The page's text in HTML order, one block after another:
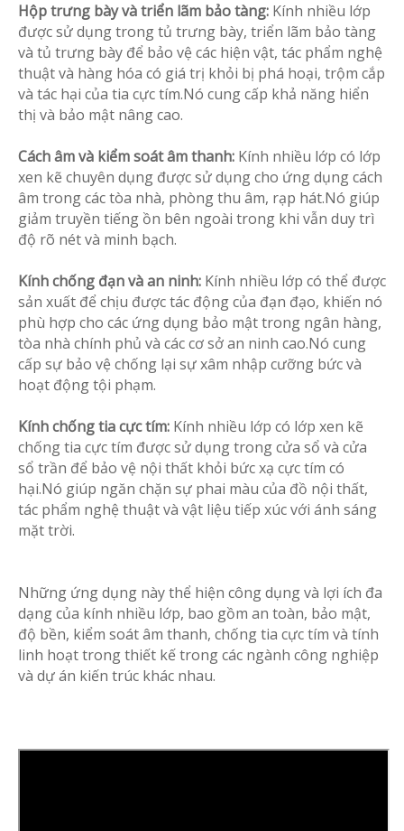
Hộp trưng bày và triển lãm bảo tàng: Kính nhiều lớp
được sử dụng trong tủ trưng bày, triển lãm bảo tàng
và tủ trưng bày để bảo vệ các hiện vật, tác phẩm nghệ
thuật và hàng hóa có giá trị khỏi bị phá hoại, trộm cắp
và tác hại của tia cực tím.Nó cung cấp khả năng hiển
thị và bảo mật nâng cao.
Cách âm và kiểm soát âm thanh: Kính nhiều lớp có lớp
xen kẽ chuyên dụng được sử dụng cho ứng dụng cách
âm trong các tòa nhà, phòng thu âm, rạp hát.Nó giúp
giảm truyền tiếng ồn bên ngoài trong khi vẫn duy trì
độ rõ nét và minh bạch.
Kính chống đạn và an ninh: Kính nhiều lớp có thể được
sản xuất để chịu được tác động của đạn đạo, khiến nó
phù hợp cho các ứng dụng bảo mật trong ngân hàng,
tòa nhà chính phủ và các cơ sở an ninh cao.Nó cung
cấp sự bảo vệ chống lại sự xâm nhập cưỡng bức và
hoạt động tội phạm.
Kính chống tia cực tím: Kính nhiều lớp có lớp xen kẽ
chống tia cực tím được sử dụng trong cửa sổ và cửa
sổ trần để bảo vệ nội thất khỏi bức xạ cực tím có
hại.Nó giúp ngăn chặn sự phai màu của đồ nội thất,
tác phẩm nghệ thuật và vật liệu tiếp xúc với ánh sáng
mặt trời.
Những ứng dụng này thể hiện công dụng và lợi ích đa
dạng của kính nhiều lớp, bao gồm an toàn, bảo mật,
độ bền, kiểm soát âm thanh, chống tia cực tím và tính
linh hoạt trong thiết kế trong các ngành công nghiệp
và dự án kiến ​​trúc khác nhau.